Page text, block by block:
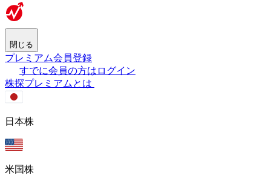
閉じる
プレミアム会員登録
すでに会員の方はログイン
株探プレミアムとは
日本株
米国株